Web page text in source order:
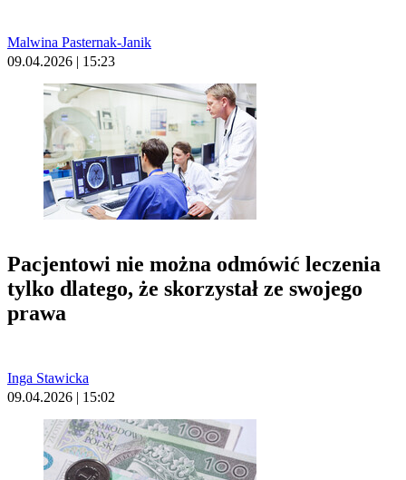
Malwina Pasternak-Janik
09.04.2026 | 15:23
Pacjentowi nie można odmówić leczenia
tylko dlatego, że skorzystał ze swojego
prawa
Inga Stawicka
09.04.2026 | 15:02